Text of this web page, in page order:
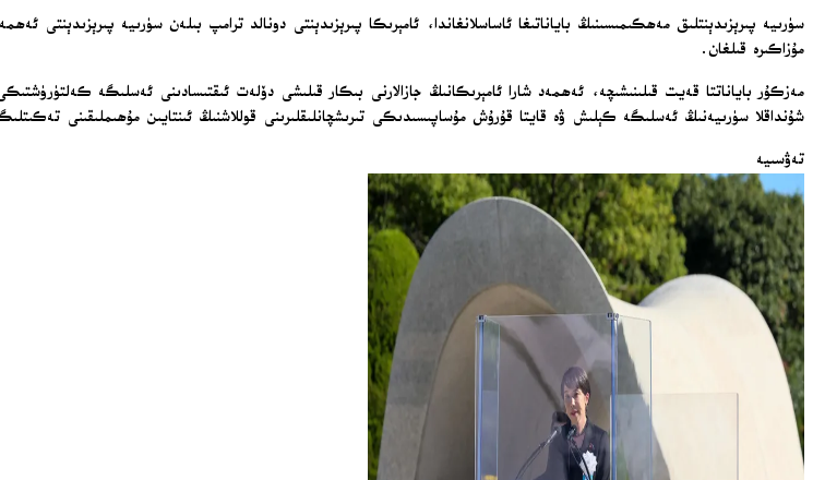
سۈرىيە پىرېزىدېنتلىق مەھكىمىسىنىڭ باياناتىغا ئاساسلانغاندا، ئامېرىكا پىرېزىدېنتى دونالد ترامپ بىلەن سۈرىيە پىرېزىدېنتى
مۇزاكىرە قىلغان.
مەزكۇر باياناتتا قەيت قىلىنىشىچە، ئەھمەد شارا ئامېرىكانىڭ جازالارنى بىكار قىلىشى دۆلەت ئىقتىسادىنى ئەسلىگە
شۇنداقلا سۈرىيەنىڭ ئەسلىگە كېلىش ۋە قايتا قۇرۇش مۇساپىسىدىكى تىرىشچانلىقلىرىنى قوللاشنىڭ ئىنتايىن مۇھىملىقىنى
تەۋسىيە